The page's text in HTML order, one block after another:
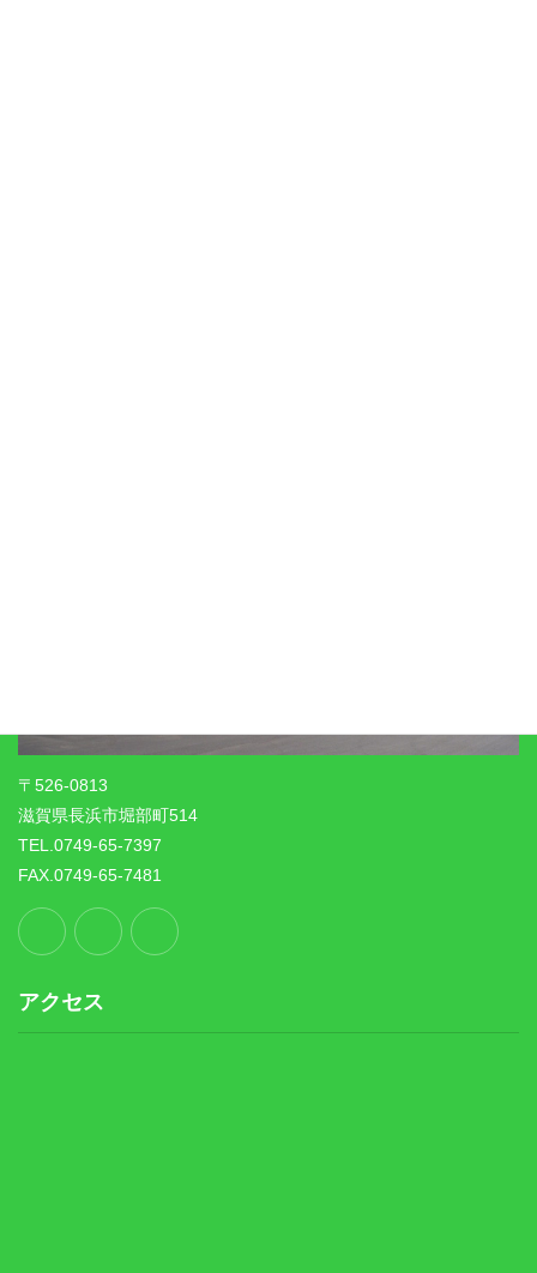
〒526-0813
滋賀県長浜市堀部町514
TEL.0749-65-7397
FAX.0749-65-7481
アクセス